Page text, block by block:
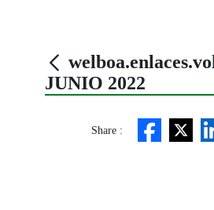
JUNIO 2022
Share :